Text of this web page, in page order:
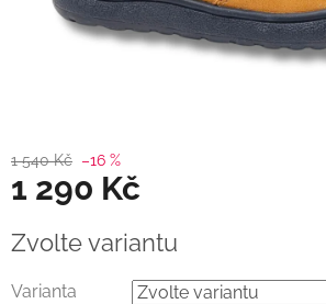
1 540 Kč –16 %
1 290 Kč
cena:
Zvolte variantu
Varianta